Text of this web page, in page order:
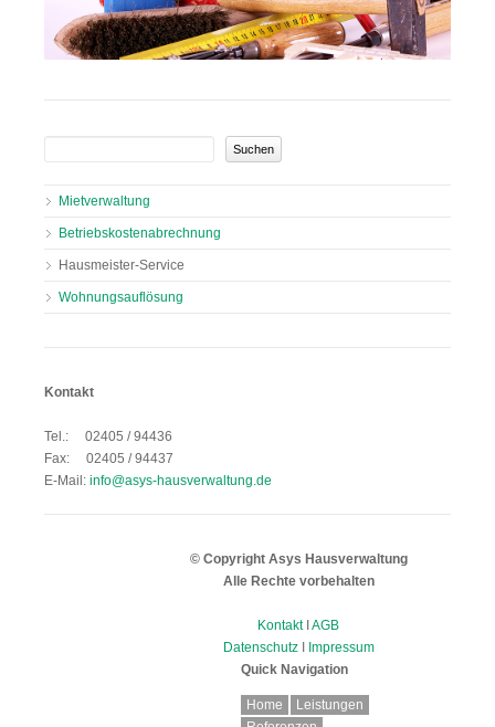
Navigation
Mietverwaltung
Betriebskostenabrechnung
Hausmeister-Service
Wohnungsauflösung
Kontakt
Tel.: 02405 / 94436
Fax: 02405 / 94437
E-Mail: info@asys-hausverwaltung.de
© Copyright Asys Hausverwaltung
Alle Rechte vorbehalten
KontaktI AGB
DatenschutzI
Impressum
Quick Navigation
Navigation
überspringen
Home
Leistungen